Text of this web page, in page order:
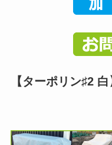
【ターポリン♯2